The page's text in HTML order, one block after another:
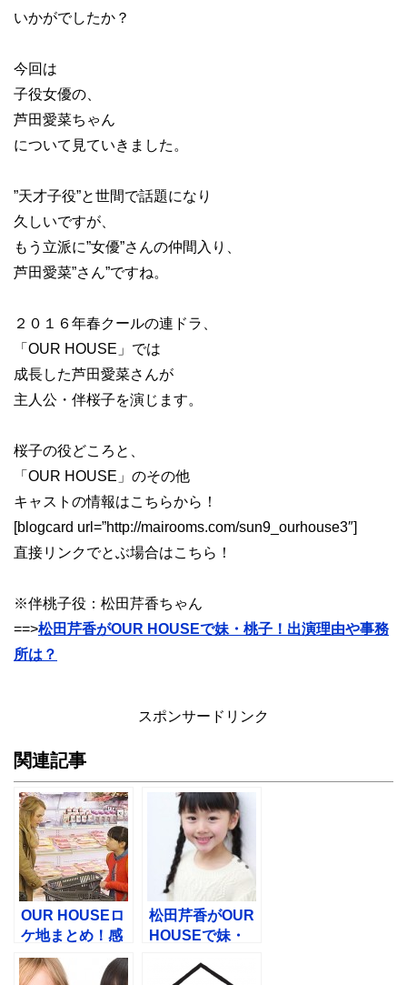
いかがでしたか？
今回は
子役女優の、
芦田愛菜ちゃん
について見ていきました。
”天才子役”と世間で話題になり
久しいですが、
もう立派に”女優”さんの仲間入り、
芦田愛菜”さん”ですね。
２０１６年春クールの連ドラ、
「OUR HOUSE」では
成長した芦田愛菜さんが
主人公・伴桜子を演じます。
桜子の役どころと、
「OUR HOUSE」のその他
キャストの情報はこちらから！
[blogcard url=”http://mairooms.com/sun9_ourhouse3″]
直接リンクでとぶ場合はこちら！
※伴桃子役：松田芹香ちゃん
==>松田芹香がOUR HOUSEで妹・桃子！出演理由や事務
所は？
スポンサードリンク
関連記事
OUR HOUSEロ
ケ地まとめ！感
想視聴率も随時
更新！
松田芹香がOUR
HOUSEで妹・
や事務所は？